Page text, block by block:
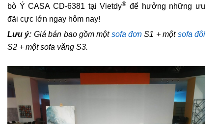
bò Ý CASA CD-6381 tại Vietdy® để hưởng những ưu
đãi cực lớn ngay hôm nay!
Lưu ý: Giá bán bao gồm một sofa đơn S1 + một sofa đôi
S2 + một sofa văng S3.